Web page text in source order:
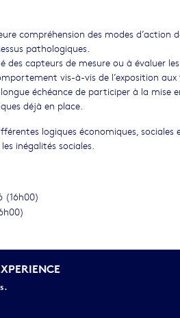
compréhension des modes d’action
pathologiques.
des capteurs de mesure ou à évaluer
vis-à-vis de l’exposition
échéance de participer à la mise
déjà en place.
logiques économiques,
inégalités sociales.
(16h00)